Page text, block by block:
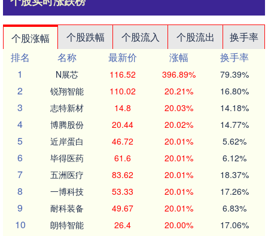
个股涨幅 个股跌幅 个股流入 个股流出
换手率
排名
名称 最新价 涨幅
换手率
1
N展芯 116.52 396.89% 79.39%
2 锐翔智能 110.02 20.21% 16.80%
3 志特新材 14.8 20.03% 14.18%
4 博腾股份 20.44 20.02% 14.77%
5 近岸蛋白 46.72 20.01% 5.62%
6 毕得医药 61.6 20.01% 6.12%
7 五洲医疗 83.62 20.01% 18.37%
8 一博科技 53.33 20.01% 17.26%
9 耐科装备 49.67 20.01% 6.83%
10 朗特智能 26.4 20.00% 17.06%